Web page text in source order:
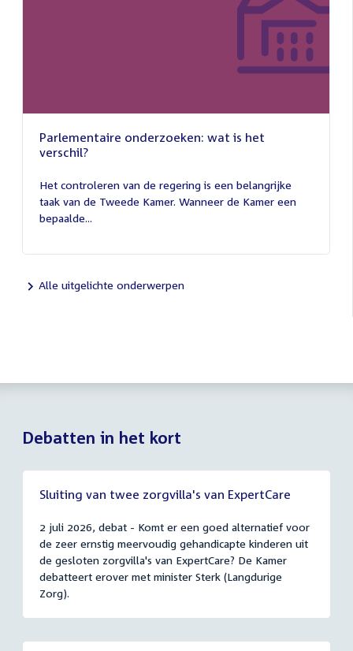
Parlementaire onderzoeken: wat is het
verschil?
juli
2026
Het controleren van de regering is een belangrijke
taak van de Tweede Kamer. Wanneer de Kamer een
bepaalde...
Alle uitgelichte onderwerpen
Debatten in het kort
Sluiting van twee zorgvilla's van ExpertCare
2 juli 2026, debat - Komt er een goed alternatief voor
de zeer ernstig meervoudig gehandicapte kinderen uit
de gesloten zorgvilla's van ExpertCare? De Kamer
debatteert erover met minister Sterk (Langdurige
Zorg).